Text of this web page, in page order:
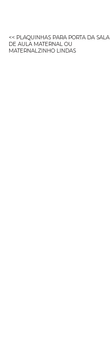
<< PLAQUINHAS PARA PORTA DA SALA
DE AULA MATERNAL OU
MATERNALZINHO LINDAS